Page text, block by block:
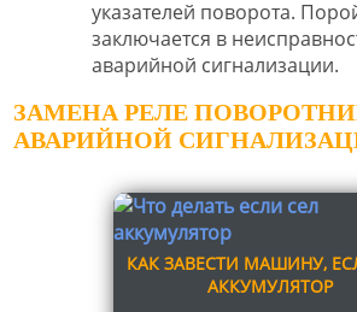
указателей поворота.
заключается в
аварийной сигнализации.
ЗАМЕНА РЕЛЕ
АВАРИЙНОЙ
КАК ЗАВЕСТИ МАШИНУ,
АККУМУЛЯТОР